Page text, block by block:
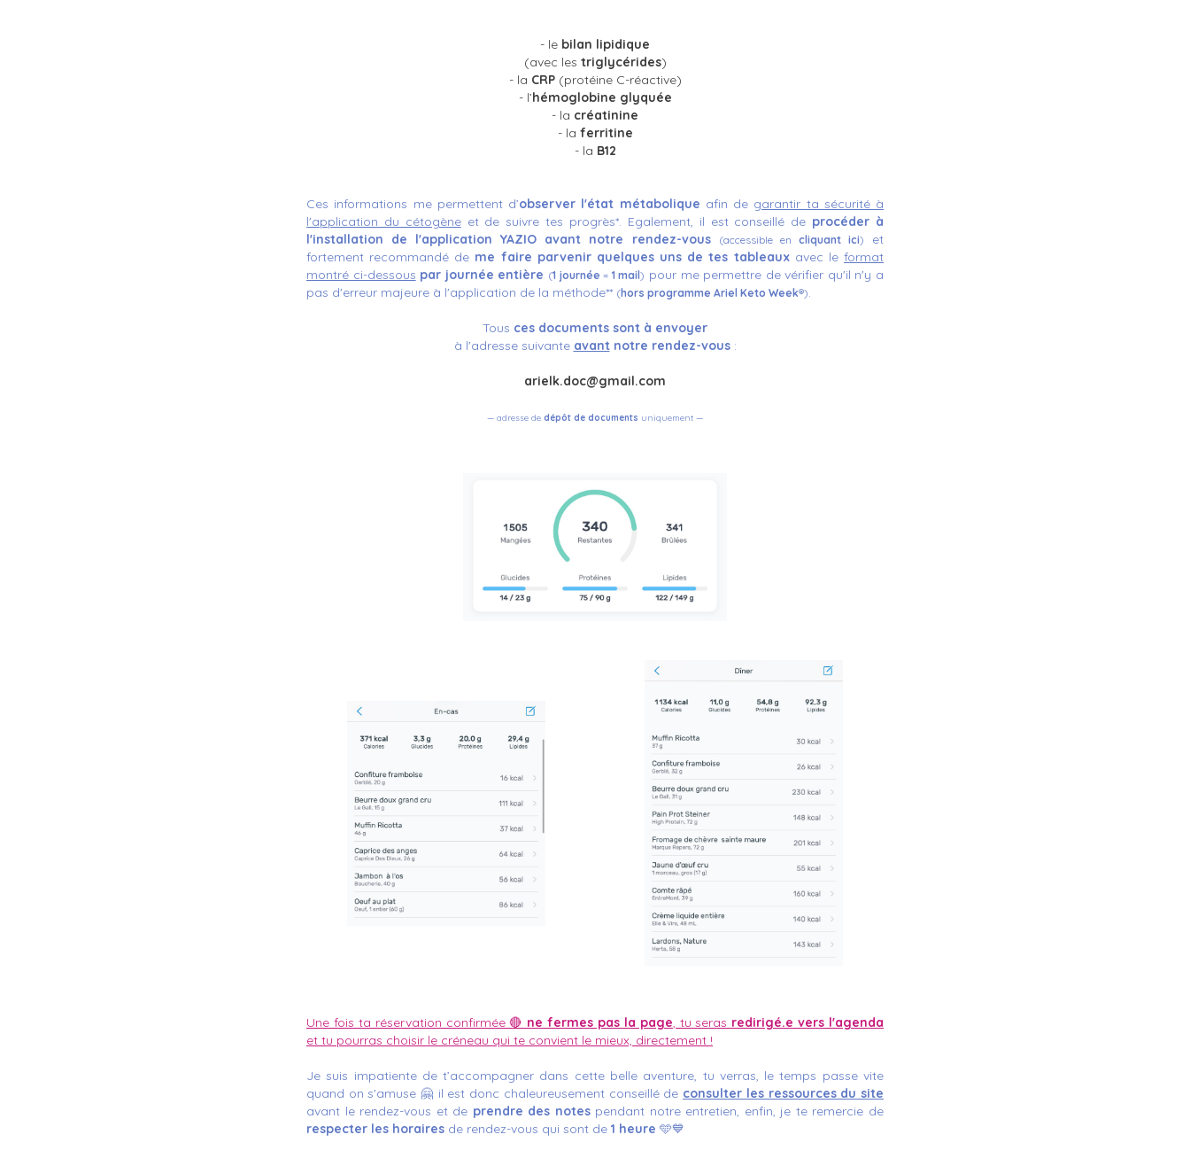
- le bilan lipidique
(avec les triglycérides)
- la CRP(protéine C-réactive)
- l’hémoglobine glyquée
- la créatinine
- la ferritine
- la B12
Ces informations me permettent d’observer l'état métabolique afin de garantir ta sécurité à
l'application du cétogèneet de suivre tes progrès*. Egalement, il est conseillé de procéder à
l'installation de l'application YAZIO avant notre rendez-vous
(accessible en cliquant ici)
et
fortement recommandé de me faire parvenir quelques uns de tes tableauxavec leformat
montré ci-dessous par journée entière (1 journée = 1 mail) pour me permettre de vérifier qu'il n'y a
pas d'erreur majeure à l'application de la méthode** (hors programme Ariel Keto Week®).
Tous ces documents sont à envoyer
à l'adresse suivante avantnotre rendez-vous:
arielk.doc@gmail.com
— adresse de dépôt de documents uniquement —
Une fois ta réservation confirmée 🔴 ne fermes pas la page, tu seras redirigé.e vers l'agenda
et tu pourras choisir le créneau qui te convient le mieux, directement !
Je suis impatiente de t’accompagner dans cette belle aventure, tu verras, le temps passe vite
quand on s'amuse 🤗 il est donc chaleureusement conseillé de consulter les ressources du site
avant le rendez-vous et de prendre des notespendant notre entretien, enfin, je te remercie de
respecter les horaires de rendez-vous qui sont de 1 heure 🩵💙